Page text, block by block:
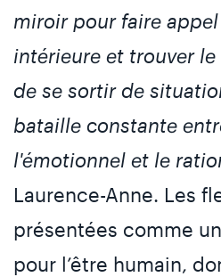
miroir pour faire
intérieure et trouver
de se sortir de
bataille constante
l'émotionnel et le
Laurence-Anne. Les
présentées comme
pour l’être humain,